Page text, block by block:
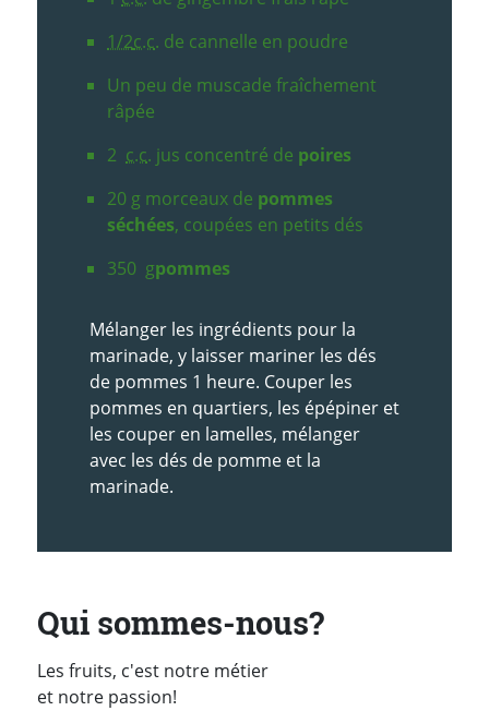
1/2c.c. de cannelle en poudre
Un peu de muscade fraîchement
râpée
2 c.c. jus concentré de poires
20 g morceaux de pommes
séchées, coupées en petits dés
350 gpommes
Mélanger les ingrédients pour la
marinade, y laisser mariner les dés
de pommes 1 heure. Couper les
pommes en quartiers, les épépiner et
les couper en lamelles, mélanger
avec les dés de pomme et la
marinade.
Qui sommes-nous?
Les fruits, c'est notre métier
et notre passion!